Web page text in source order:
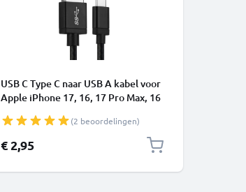
USB C Type C naar USB A kabel voor
Apple iPhone 17, 16, 17 Pro Max, 16
Samsung Galaxy S25 Ultra, S25
Google Pixel 10, 9a, 10 Pro, 10 Pro
XL Xiaomi 15 Ultra, Redmi Note 14
(2 beoordelingen)
€ 2,95